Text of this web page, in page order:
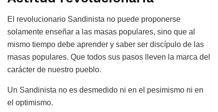
El revolucionario Sandinista no puede proponerse
solamente enseñar a las masas populares, sino que al
mismo tiempo debe aprender y saber ser discípulo de las
masas populares. Que todos sus pasos lleven la marca del
carácter de nuestro pueblo.
Un Sandinista no es desmedido ni en el pesimismo ni en
el optimismo.